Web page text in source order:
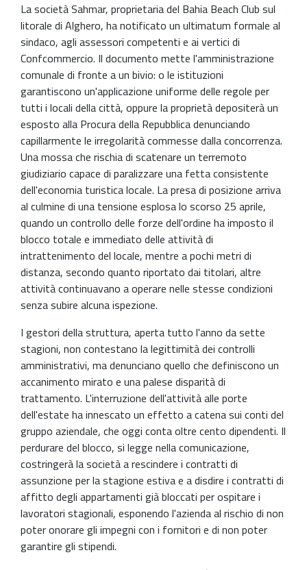
La società Sahmar, proprietaria del Bahia Beach Club sul
litorale di Alghero, ha notificato un ultimatum formale al
sindaco, agli assessori competenti e ai vertici di
Confcommercio. Il documento mette l'amministrazione
comunale di fronte a un bivio: o le istituzioni
garantiscono un'applicazione uniforme delle regole per
tutti i locali della città, oppure la proprietà depositerà un
esposto alla Procura della Repubblica denunciando
capillarmente le irregolarità commesse dalla concorrenza.
Una mossa che rischia di scatenare un terremoto
giudiziario capace di paralizzare una fetta consistente
dell'economia turistica locale. La presa di posizione arriva
al culmine di una tensione esplosa lo scorso 25 aprile,
quando un controllo delle forze dell'ordine ha imposto il
blocco totale e immediato delle attività di
intrattenimento del locale, mentre a pochi metri di
distanza, secondo quanto riportato dai titolari, altre
attività continuavano a operare nelle stesse condizioni
senza subire alcuna ispezione.
I gestori della struttura, aperta tutto l'anno da sette
stagioni, non contestano la legittimità dei controlli
amministrativi, ma denunciano quello che definiscono un
accanimento mirato e una palese disparità di
trattamento. L'interruzione dell'attività alle porte
dell'estate ha innescato un effetto a catena sui conti del
gruppo aziendale, che oggi conta oltre cento dipendenti. Il
perdurare del blocco, si legge nella comunicazione,
costringerà la società a rescindere i contratti di
assunzione per la stagione estiva e a disdire i contratti di
affitto degli appartamenti già bloccati per ospitare i
lavoratori stagionali, esponendo l'azienda al rischio di non
poter onorare gli impegni con i fornitori e di non poter
garantire gli stipendi.